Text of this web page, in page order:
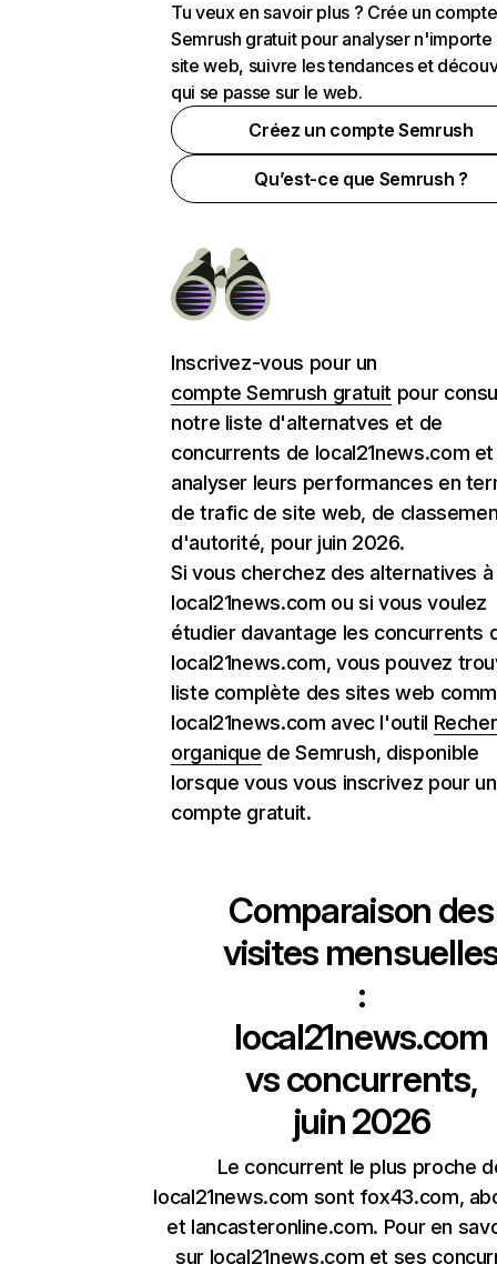
Tu veux en savoir plus ? Crée un compte
Semrush gratuit pour analyser n'importe
site web, suivre les tendances et
qui se passe sur le web.
Créez un compte Semrush
Qu’est-ce que Semrush ?
Inscrivez-vous pour un
compte Semrush gratuit pour
notre liste d'alternatves et de
concurrents de local21news.com et
analyser leurs performances en
de trafic de site web, de
d'autorité, pour juin 2026.
Si vous cherchez des alternatives à
local21news.com ou si vous voulez
étudier davantage les concurrents
local21news.com, vous pouvez
liste complète des sites web
local21news.com avec l'outil
organique de Semrush, disponible
lorsque vous vous inscrivez pour un
compte gratuit.
Comparaison des
visites
:
local21news.com
vs concurrents,
juin 2026
Le concurrent le plus proche
local21news.com sont fox43.com,
et lancasteronline.com. Pour en
sur local21news.com et ses